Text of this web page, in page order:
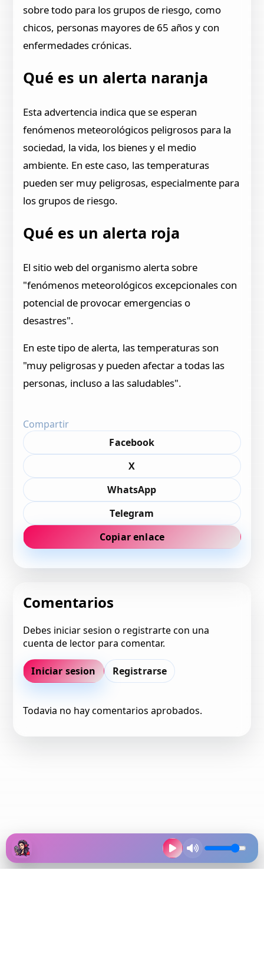
sobre todo para los grupos de riesgo, como
chicos, personas mayores de 65 años y con
enfermedades crónicas.
Qué es un alerta naranja
Esta advertencia indica que se esperan
fenómenos meteorológicos peligrosos para la
sociedad, la vida, los bienes y el medio
ambiente. En este caso, las temperaturas
pueden ser muy peligrosas, especialmente para
los grupos de riesgo.
Qué es un alerta roja
El sitio web del organismo alerta sobre
"fenómenos meteorológicos excepcionales con
potencial de provocar emergencias o
desastres".
En este tipo de alerta, las temperaturas son
"muy peligrosas y pueden afectar a todas las
personas, incluso a las saludables".
Compartir
Facebook
X
WhatsApp
Telegram
Copiar enlace
Comentarios
Debes iniciar sesion o registrarte con una
cuenta de lector para comentar.
Iniciar sesion Registrarse
Todavia no hay comentarios aprobados.